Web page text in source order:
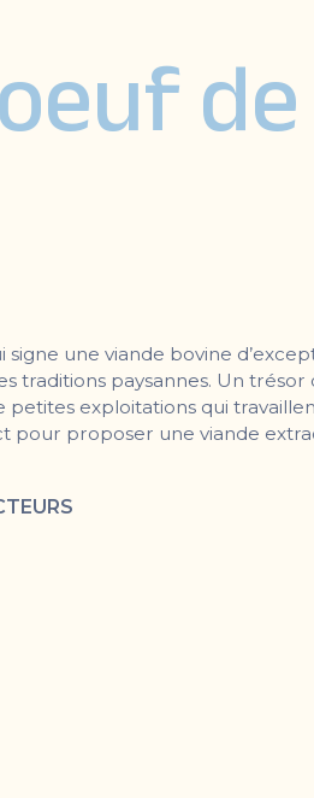
signe une viande bovine
traditions paysannes. Un
petites exploitations qui
pour proposer une viande